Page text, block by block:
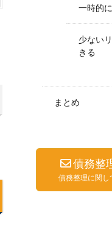
一時的
少ない
きる
まとめ
債務整
債務整理に関し